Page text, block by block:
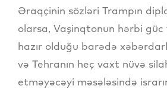
Əraqçinin sözləri Trampın
olarsa, Vaşinqtonun hərbi
hazır olduğu barədə
və Tehranın heç vaxt nüvə
etməyəcəyi məsələsində